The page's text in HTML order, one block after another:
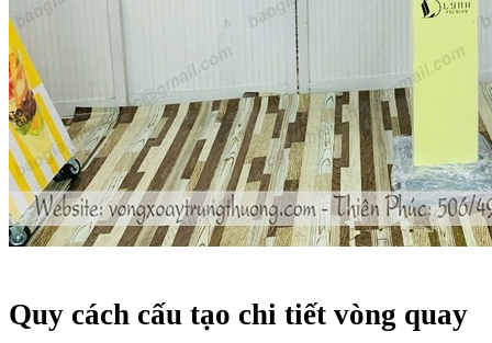
Quy cách cấu tạo chi tiết vòng quay